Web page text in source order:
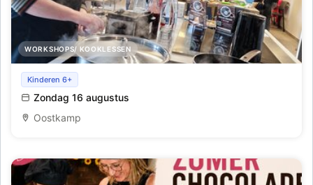
WORKSHOPS/ KOOKLESSEN
Kookworkshop Asian Fusion Vegan & Glutenvrij
Kinderen 6+
Zondag 16 augustus
Oostkamp